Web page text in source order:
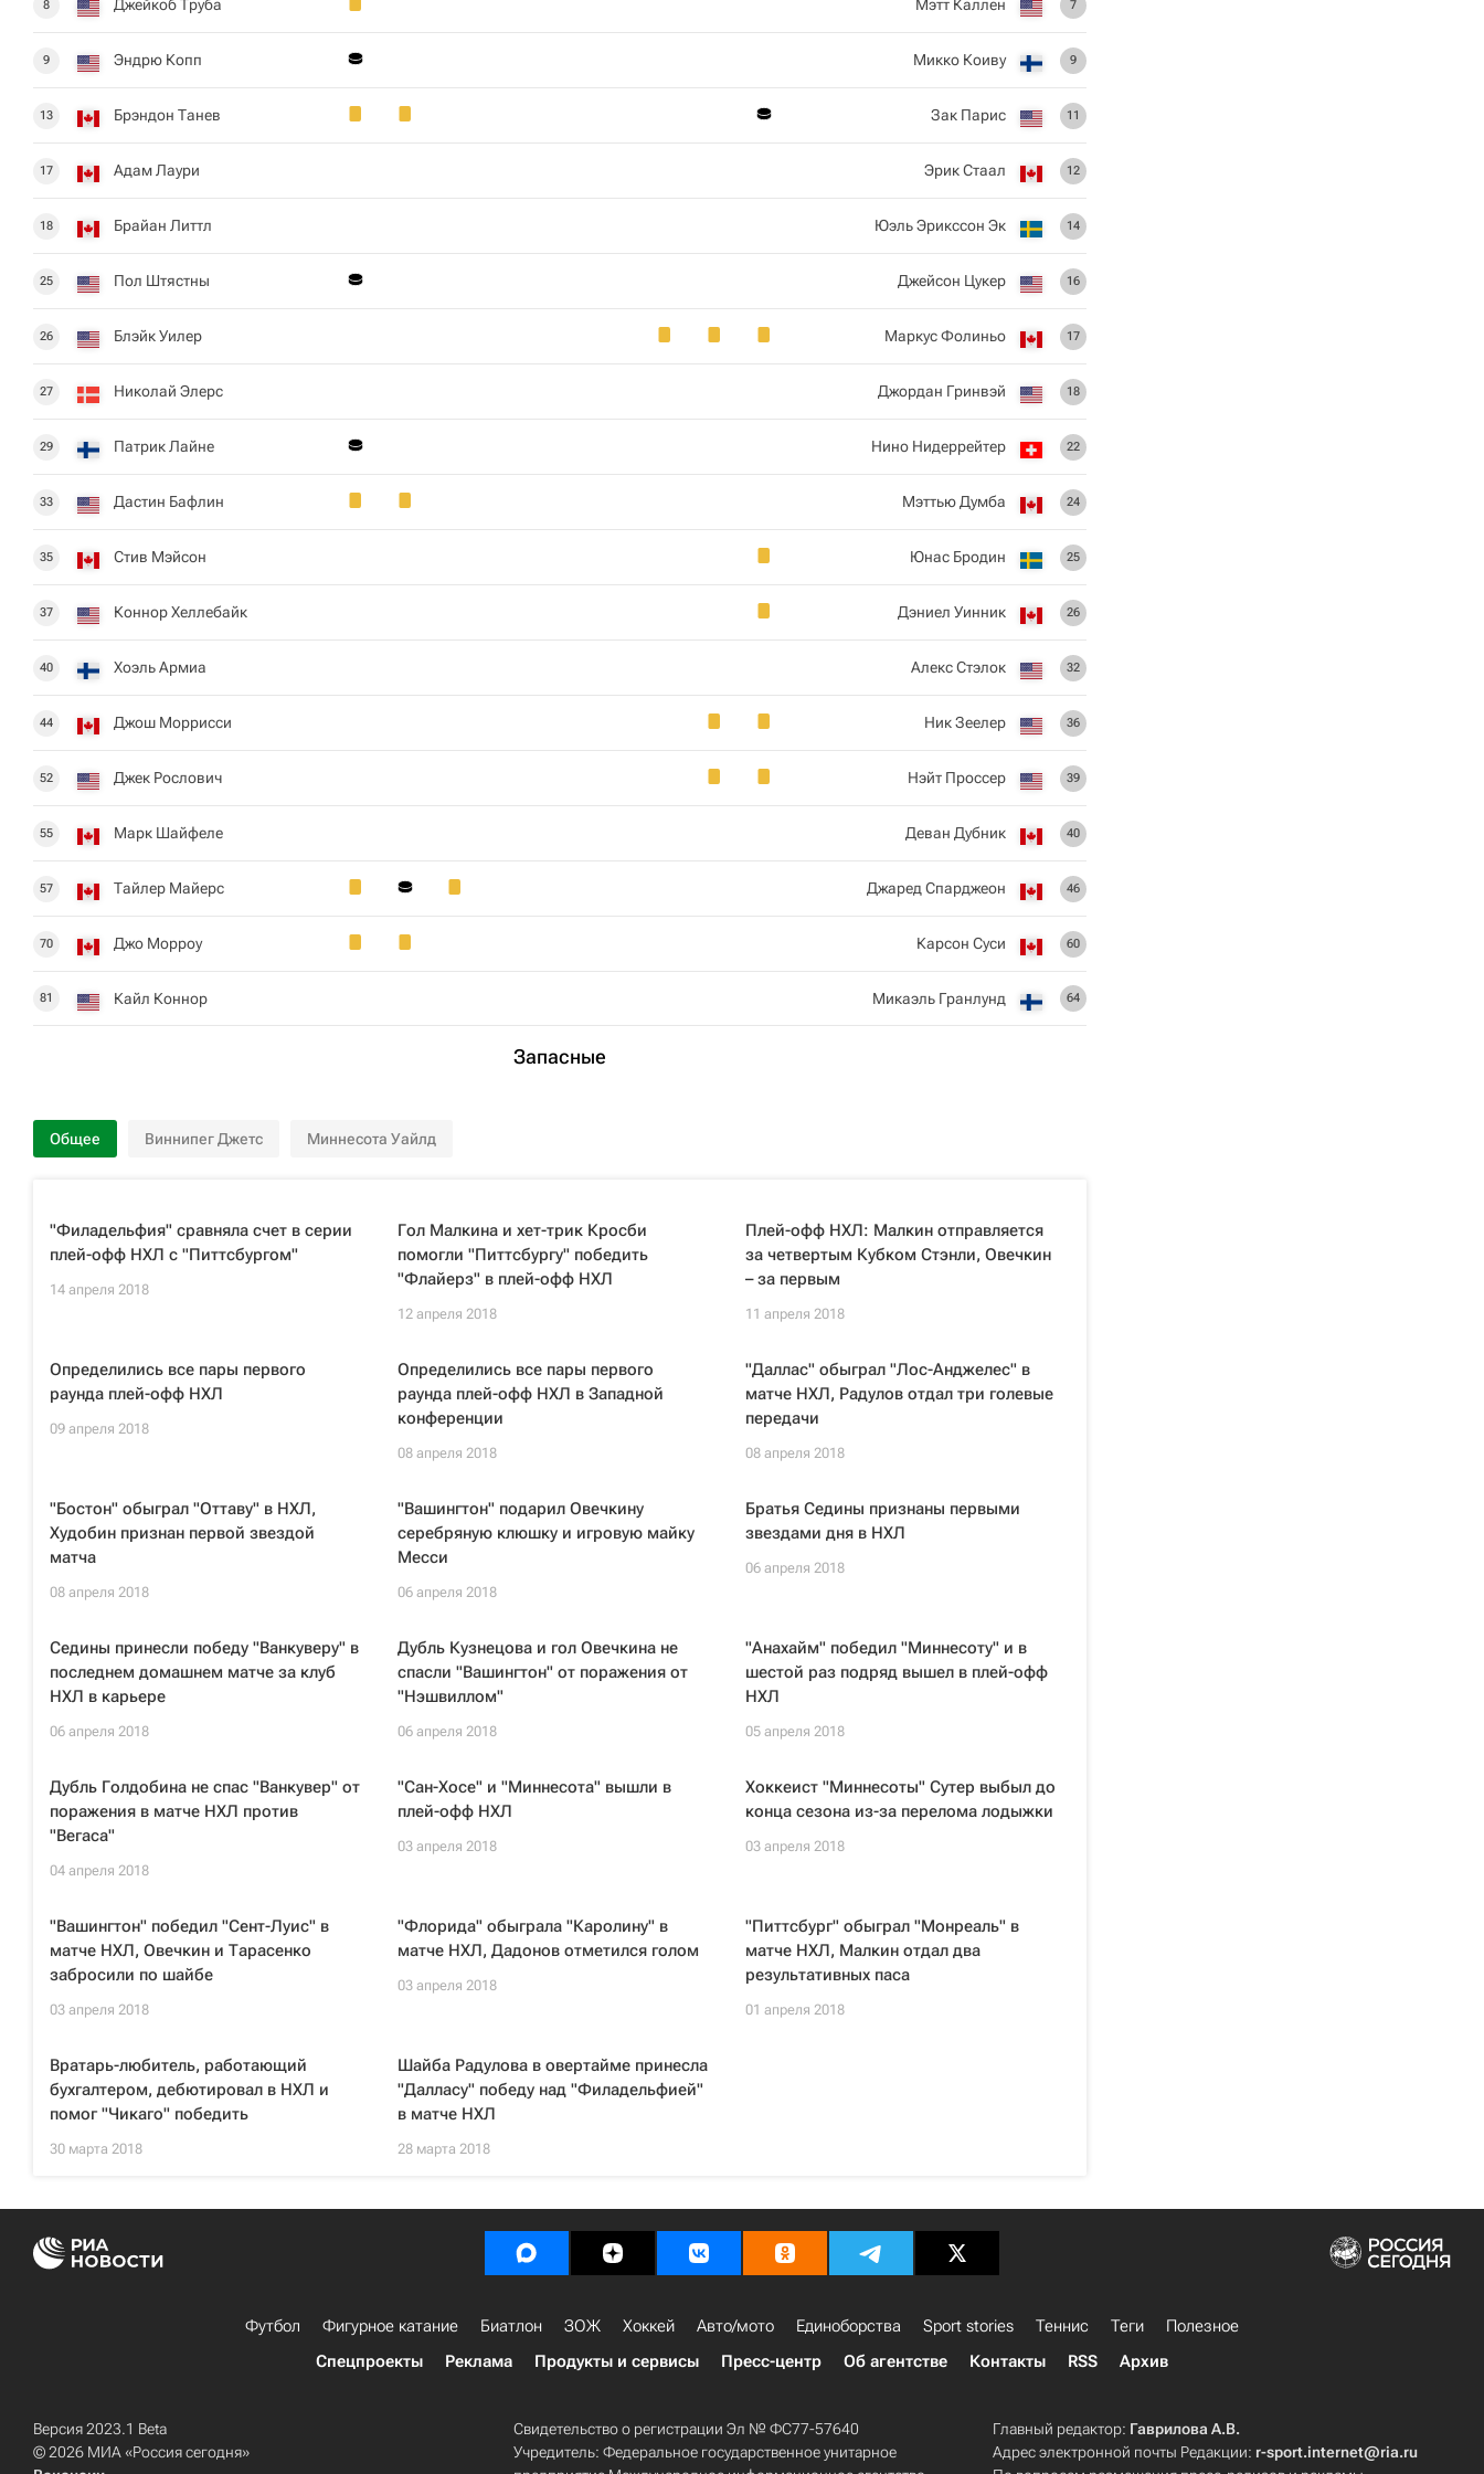
8 Джейкоб Труба
9 Эндрю Копп
13 Брэндон Танев
17 Адам Лаури
18 Брайан Литтл
25 Пол Штястны
26 Блэйк Уилер
27 Николай Элерс
29 Патрик Лайне
33 Дастин Бафлин
35 Стив Мэйсон
37 Коннор Хеллебайк
40 Хоэль Армиа
44 Джош Моррисси
52 Джек Рослович
55 Марк Шайфеле
57 Тайлер Майерс
70 Джо Морроу
81 Кайл Коннор
Запасные
7
Мэтт Каллен
9
Микко Коиву
11
Зак Парис
12
Эрик Стаал
14
Юэль Эрикссон Эк
16
Джейсон Цукер
17
Маркус Фолиньо
18
Джордан Гринвэй
22
Нино Нидеррейтер
24
Мэттью Думба
25
Юнас Бродин
26
Дэниел Уинник
32
Алекс Стэлок
36
Ник Зеелер
39
Нэйт Проссер
40
Деван Дубник
46
Джаред Спарджеон
60
Карсон Суси
64
Микаэль Гранлунд
Общее Виннипег Джетс Миннесота Уайлд
"Филадельфия" сравняла счет в серии
плей-офф НХЛ с "Питтсбургом"
14 апреля 2018
Гол Малкина и хет-трик Кросби
помогли "Питтсбургу" победить
"Флайерз" в плей-офф НХЛ
12 апреля 2018
Плей-офф НХЛ: Малкин отправляется
за четвертым Кубком Стэнли, Овечкин
– за первым
11 апреля 2018
Определились все пары первого
раунда плей-офф НХЛ
09 апреля 2018
Определились все пары первого
раунда плей-офф НХЛ в Западной
конференции
08 апреля 2018
"Даллас" обыграл "Лос-Анджелес" в
матче НХЛ, Радулов отдал три голевые
передачи
08 апреля 2018
"Бостон" обыграл "Оттаву" в НХЛ,
Худобин признан первой звездой
матча
08 апреля 2018
"Вашингтон" подарил Овечкину
серебряную клюшку и игровую майку
Месси
06 апреля 2018
Братья Седины признаны первыми
звездами дня в НХЛ
06 апреля 2018
Седины принесли победу "Ванкуверу" в
последнем домашнем матче за клуб
НХЛ в карьере
06 апреля 2018
Дубль Кузнецова и гол Овечкина не
спасли "Вашингтон" от поражения от
"Нэшвиллом"
06 апреля 2018
"Анахайм" победил "Миннесоту" и в
шестой раз подряд вышел в плей-офф
НХЛ
05 апреля 2018
Дубль Голдобина не спас "Ванкувер" от
поражения в матче НХЛ против
"Вегаса"
04 апреля 2018
"Сан-Хосе" и "Миннесота" вышли в
плей-офф НХЛ
03 апреля 2018
Хоккеист "Миннесоты" Сутер выбыл до
конца сезона из-за перелома лодыжки
03 апреля 2018
"Вашингтон" победил "Сент-Луис" в
матче НХЛ, Овечкин и Тарасенко
забросили по шайбе
03 апреля 2018
"Флорида" обыграла "Каролину" в
матче НХЛ, Дадонов отметился голом
03 апреля 2018
"Питтсбург" обыграл "Монреаль" в
матче НХЛ, Малкин отдал два
результативных паса
01 апреля 2018
Вратарь-любитель, работающий
бухгалтером, дебютировал в НХЛ и
помог "Чикаго" победить
30 марта 2018
Шайба Радулова в овертайме принесла
"Далласу" победу над "Филадельфией"
в матче НХЛ
28 марта 2018
Футбол Фигурное катание Биатлон ЗОЖ Хоккей Авто/мото Единоборства Sport stories Теннис Теги
Полезное
Спецпроекты
Реклама Продукты и сервисы Пресс-центр Об агентстве Контакты RSS Архив
Версия 2023.1 Beta
© 2026 МИА «Россия сегодня»
Свидетельство о регистрации Эл № ФС77-57640
Учредитель: Федеральное государственное унитарное
Главный редактор: Гаврилова А.В.
Адрес электронной почты Редакции: r-sport.internet@ria.ru